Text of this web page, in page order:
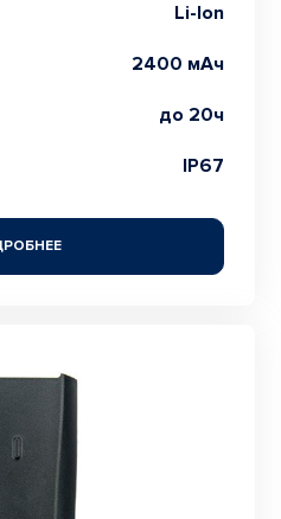
Li-Ion
2400 мАч
до 20ч
IP67